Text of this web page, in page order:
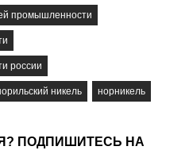
промышленности
россии
никель норникель
ПОДПИШИТЕСЬ НА